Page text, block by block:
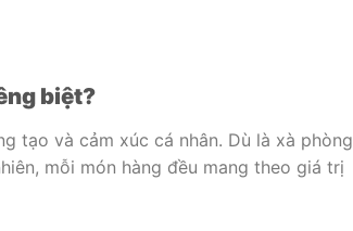
biệt?
tạo và cảm xúc cá nhân. Dù là xà phòng
mỗi món hàng đều mang theo giá trị